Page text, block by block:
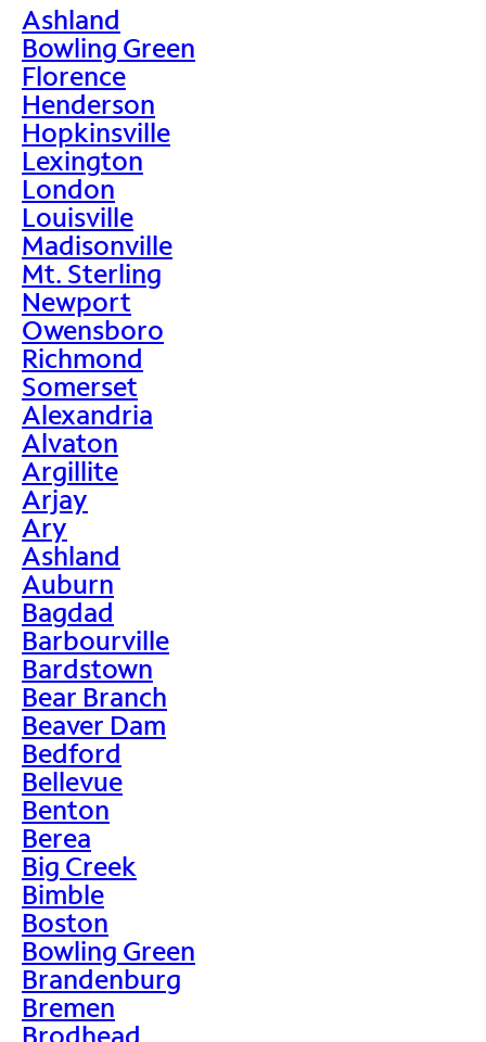
Ashland
Bowling Green
Florence
Henderson
Hopkinsville
Lexington
London
Louisville
Madisonville
Mt. Sterling
Newport
Owensboro
Richmond
Somerset
Alexandria
Alvaton
Argillite
Arjay
Ary
Ashland
Auburn
Bagdad
Barbourville
Bardstown
Bear Branch
Beaver Dam
Bedford
Bellevue
Benton
Berea
Big Creek
Bimble
Boston
Bowling Green
Brandenburg
Bremen
Brodhead